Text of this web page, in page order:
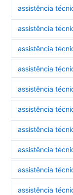
assistência
assistência
assistência
assistência
assistência
assistência
assistência
assistência
assistência
assistência